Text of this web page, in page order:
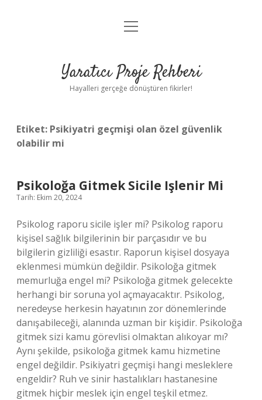
Anasayfa
Yasal Uyarı
menüyü
Yaratıcı Proje Rehberi
Hayalleri gerçeğe dönüştüren fikirler!
Etiket: Psikiyatri geçmişi olan özel güvenlik
olabilir mi
Psikoloğa Gitmek Sicile Işlenir Mi
Tarih: Ekim 20, 2024
Psikolog raporu sicile işler mi? Psikolog raporu
kişisel sağlık bilgilerinin bir parçasıdır ve bu
bilgilerin gizliliği esastır. Raporun kişisel dosyaya
eklenmesi mümkün değildir. Psikoloğa gitmek
memurluğa engel mi? Psikoloğa gitmek gelecekte
herhangi bir soruna yol açmayacaktır. Psikolog,
neredeyse herkesin hayatının zor dönemlerinde
danışabileceği, alanında uzman bir kişidir. Psikoloğa
gitmek sizi kamu görevlisi olmaktan alıkoyar mı?
Aynı şekilde, psikoloğa gitmek kamu hizmetine
engel değildir. Psikiyatri geçmişi hangi mesleklere
engeldir? Ruh ve sinir hastalıkları hastanesine
gitmek hiçbir meslek için engel teşkil etmez.